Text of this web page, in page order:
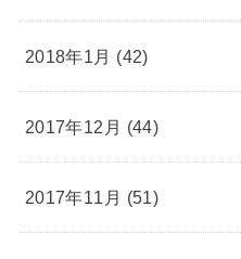
2018年1月 (42)
2017年12月 (44)
2017年11月 (51)